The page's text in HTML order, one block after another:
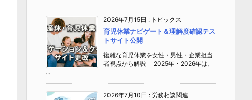
2026年7月15日 : トピックス
育児休業ナビゲート＆理解度確認テス
トサイト公開
複雑な育児休業を女性・男性・企業担当
者視点から解説 2025年・2026年は、
...
2026年7月10日 : 労務相談関連